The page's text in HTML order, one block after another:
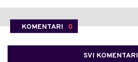
KOMENTARI 0
SVI KOMENTARI